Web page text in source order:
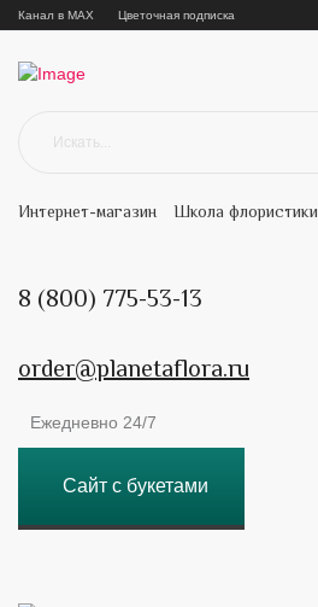
Канал в MAX Цветочная подписка
Интернет-магазин Школа флористики
8 (800) 775-53-13
order@planetaflora.ru
Ежедневно 24/7
Сайт с букетами